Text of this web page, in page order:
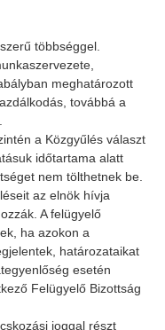
többséggel.
meghatározott
továbbá a
a Közgyűlés választ
időtartama alatt
nem tölthetnek be.
az elnök hívja
A felügyelő
ha azokon a
határozataikat
esetén
Felügyelő Bizottság
joggal részt